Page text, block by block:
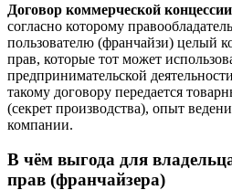
Договор коммерческой концессии
согласно которому
пользователю (франчайзи) целый
прав, которые тот может
предпринимательской
такому договору передается
(секрет производства), опыт
компании.
В чём выгода для
прав (франчайзера)